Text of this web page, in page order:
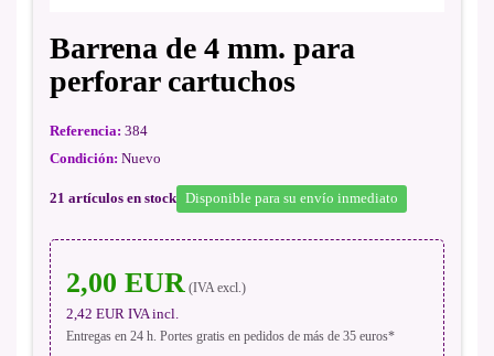
Barrena de 4 mm. para
perforar cartuchos
Referencia: 384
Condición: Nuevo
21 artículos en stock Disponible para su envío inmediato
2,00 EUR (IVA excl.)
2,42 EUR IVA incl.
Entregas en 24 h. Portes gratis en pedidos de más de 35 euros*